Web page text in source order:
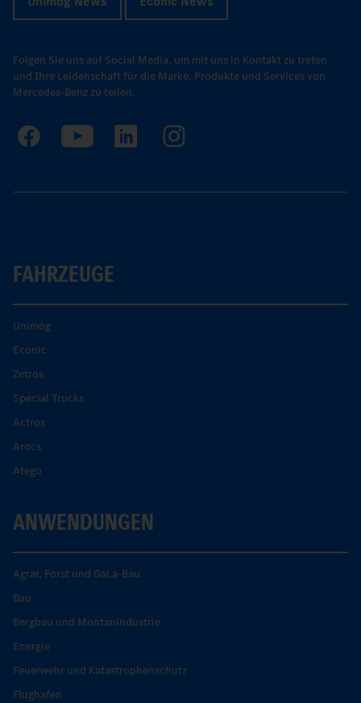
Folgen Sie uns auf Social Media, um mit uns in Kontakt zu treten
und Ihre Leidenschaft für die Marke, Produkte und Services von
Mercedes-Benz zu teilen.
FAHRZEUGE
Unimog
Econic
Zetros
Special Trucks
Actros
Arocs
Atego
ANWENDUNGEN
Agrar, Forst und GaLa-Bau
Bau
Bergbau und Montanindustrie
Energie
Feuerwehr und Katastrophenschutz
Flughafen